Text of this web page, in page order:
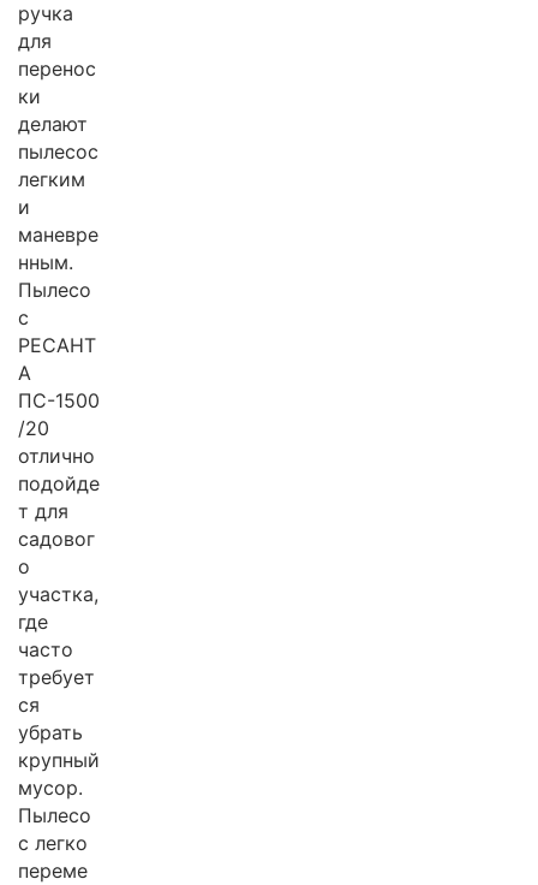
ручка
для
перенос
ки
делают
пылесос
легким
и
маневре
нным.
Пылесо
с
РЕСАНТ
А
ПС-1500
/20
отлично
подойде
т для
садовог
о
участка,
где
часто
требует
ся
убрать
крупный
мусор.
Пылесо
с легко
переме